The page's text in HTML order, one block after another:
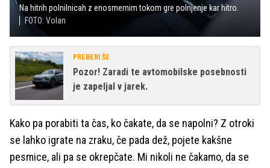
Na hitrih polnilnicah z enosmernim tokom gre polnjenje kar hitro.
FOTO: Volan
PREBERI ŠE
Pozor! Zaradi te avtomobilske posebnosti
je zapeljal v jarek.
Kako pa porabiti ta čas, ko čakate, da se napolni? Z otroki
se lahko igrate na zraku, če pada dež, pojete kakšne
pesmice, ali pa se okrepčate. Mi nikoli ne čakamo, da se